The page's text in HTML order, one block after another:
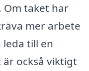
taket har
mer arbete
till en
också viktigt